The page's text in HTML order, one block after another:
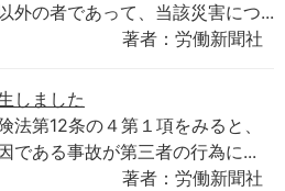
外の者であって、当該災害につ...
著者：労働新聞社
しました
法第12条の４第１項をみると、
である事故が第三者の行為に...
著者：労働新聞社